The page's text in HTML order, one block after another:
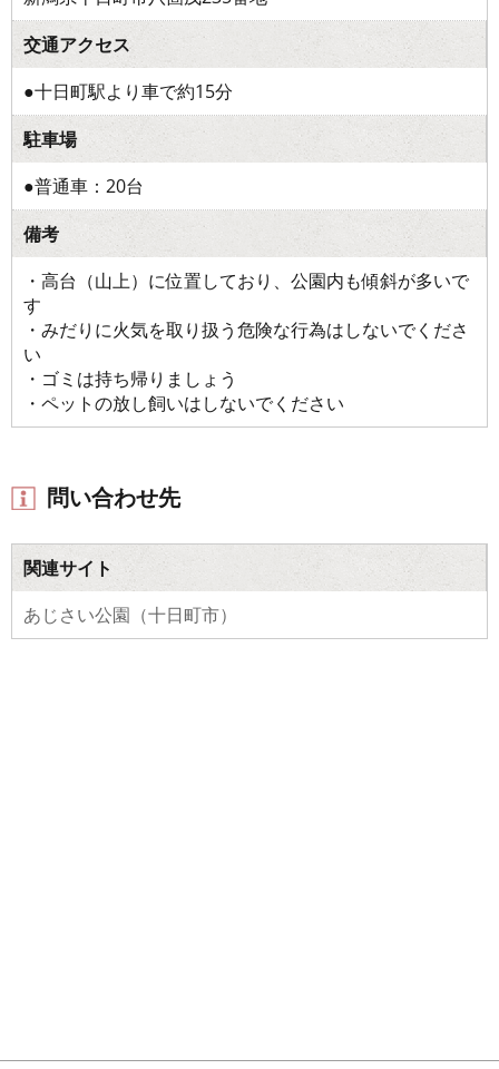
交通アクセス
●十日町駅より車で約15分
駐車場
●普通車：20台
備考
・高台（山上）に位置しており、公園内も傾斜が多いで
す
・みだりに火気を取り扱う危険な行為はしないでくださ
い
・ゴミは持ち帰りましょう
・ペットの放し飼いはしないでください
問い合わせ先
関連サイト
あじさい公園（十日町市）